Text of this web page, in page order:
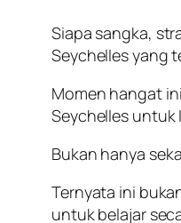
Siapa sangka,
Seychelles yang
Momen hangat
Seychelles untuk
Bukan hanya
Ternyata ini
untuk belajar